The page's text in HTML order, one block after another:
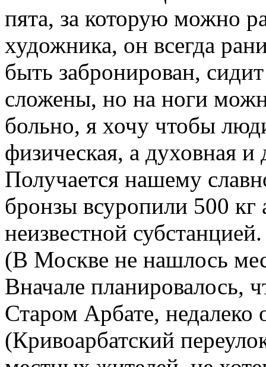
пята, за которую можно
художника, он всегда
быть забронирован,
сложены, но на ноги
больно, я хочу чтобы
физическая, а духовная
Получается нашему
бронзы всуропили 500 кг
неизвестной субстанцией.
(В Москве не нашлось
Вначале планировалось,
Старом Арбате,
(Кривоарбатский